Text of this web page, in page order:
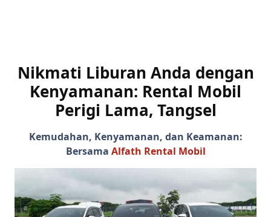
Nikmati Liburan Anda dengan
Kenyamanan: Rental Mobil
Perigi Lama, Tangsel
Kemudahan, Kenyamanan, dan Keamanan:
Bersama Alfath Rental Mobil